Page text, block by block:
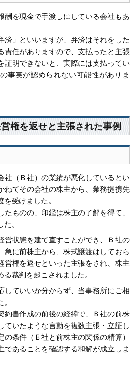
酬を現金で手渡しにしている会社もあ
済」といいますが、弁済はそれをした
責任がありますので、支払ったと主張
証明できないと、実際には支払ってい
事実が認められない可能性がありま
権を返せと主張された事例
社（Ｂ社）の業績が悪化しているとい
ねてその会社の株主から、業務提携先
受けました。
たものの、印鑑は株主の了解を得て、
。
営状態を建て直すことができ、Ｂ社の
急に前株主から、株式譲渡はしておら
営権を返せといった主張をされ、株主
裁判を起こされました。
していいか分からず、当事務所にご相
約書作成の前後の経緯で、Ｂ社の前株
ていたような言動を複数主張・立証し
の条件（Ｂ社と前株主の関係の精算）
であることを確認する和解が成立しま